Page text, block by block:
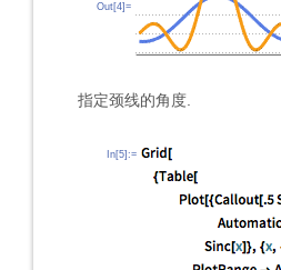
Out[4]=
指定颈线的角度.
In[5]:=